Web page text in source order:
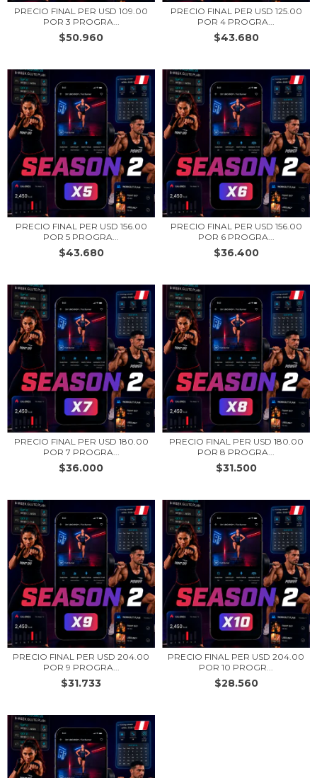
PRECIO FINAL PER USD 109.00
POR 3 PROGRA...
$50.960
PRECIO FINAL PER USD 125.00
POR 4 PROGRA...
$43.680
PRECIO FINAL PER USD 156.00
POR 5 PROGRA...
$43.680
PRECIO FINAL PER USD 156.00
POR 6 PROGRA...
$36.400
PRECIO FINAL PER USD 180.00
POR 7 PROGRA...
$36.000
PRECIO FINAL PER USD 180.00
POR 8 PROGRA...
$31.500
PRECIO FINAL PER USD 204.00
POR 9 PROGRA...
$31.733
PRECIO FINAL PER USD 204.00
POR 10 PROGR...
$28.560